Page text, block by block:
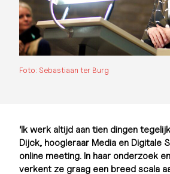
Foto: Sebastiaan ter Burg
‘Ik werk altijd aan tien dingen
Dijck, hoogleraar Media en Digitale
online meeting. In haar onderzoek
verkent ze graag een breed scala